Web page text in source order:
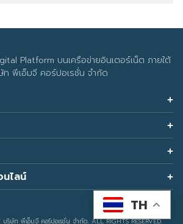
Platform บนเครือข่ายอินเตอร์เน็ต ภายใต้
ท พีเอ็มจี คอร์ปอเรชั่น จำกัด
นไลน์
ริษัท พีเอ็มจี คอร์ปอเรชั่น จำกัด. ALL RIGHTS RESERVED.
TH